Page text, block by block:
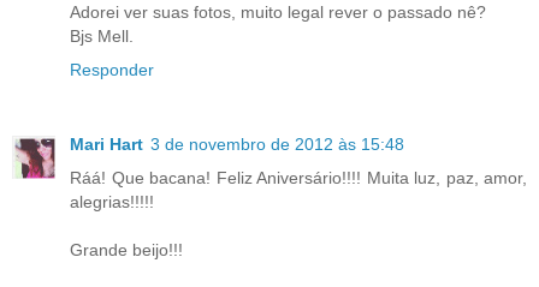
Adorei ver suas fotos, muito legal rever o passado nê?
Bjs Mell.
Responder
Mari Hart 3 de novembro de 2012 às 15:48
Ráá! Que bacana! Feliz Aniversário!!!! Muita luz, paz, amor,
alegrias!!!!!
Grande beijo!!!